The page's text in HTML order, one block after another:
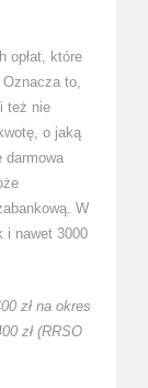
opłat, które
to,
też nie
o jaką
darmowa
W
i nawet 3000
zł na okres
zł (RRSO